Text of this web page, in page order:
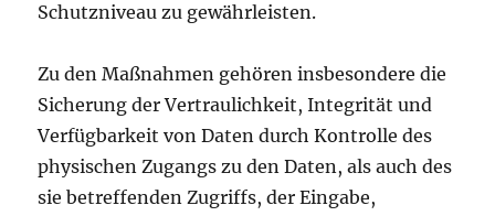
Schutzniveau zu gewährleisten.
Zu den Maßnahmen gehören insbesondere die
Sicherung der Vertraulichkeit, Integrität und
Verfügbarkeit von Daten durch Kontrolle des
physischen Zugangs zu den Daten, als auch des
sie betreffenden Zugriffs, der Eingabe,